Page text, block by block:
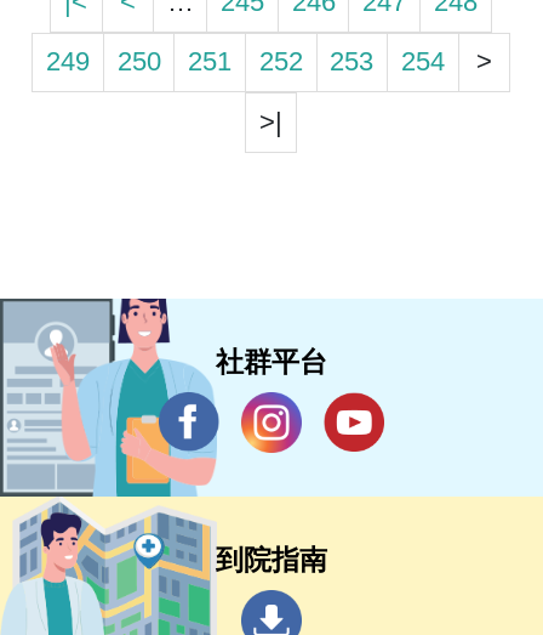
249
250 251 252 253 254
>
>|
社群平台
到院指南